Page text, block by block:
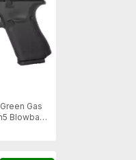
Gas
Blowback